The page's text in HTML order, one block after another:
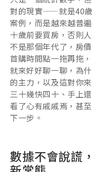
對的現實——就是40
案例，而是越來越普
十歲前要買房，否則
不是那個年代了，房
首購時間點一拖再拖
就來好好聊一聊，為
的主力，以及這對你
三十幾快四十、手上
看了心有戚戚焉，甚
下一步。
數據不會說謊